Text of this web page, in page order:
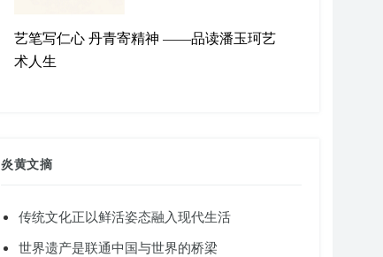
艺笔写仁心 丹青寄精神 ——品读潘玉珂艺
术人生
炎黄文摘
传统文化正以鲜活姿态融入现代生活
世界遗产是联通中国与世界的桥梁